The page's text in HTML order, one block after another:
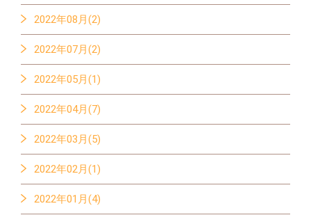
2022年08月(2)
2022年07月(2)
2022年05月(1)
2022年04月(7)
2022年03月(5)
2022年02月(1)
2022年01月(4)